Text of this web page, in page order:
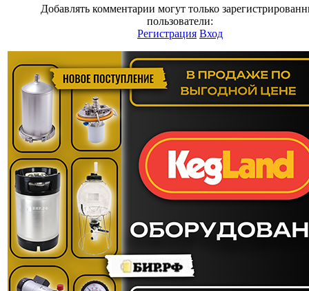
Добавлять комментарии могут только
пользователи:
Регистрация Вход